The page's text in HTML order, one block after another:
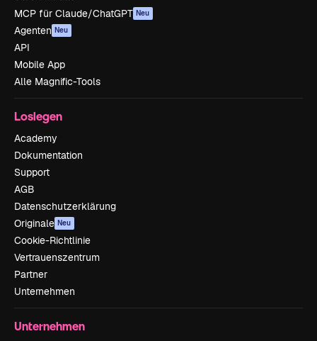
MCP für Claude/ChatGPT Neu
Agenten Neu
API
Mobile App
Alle Magnific-Tools
Loslegen
Academy
Dokumentation
Support
AGB
Datenschutzerklärung
Originale Neu
Cookie-Richtlinie
Vertrauenszentrum
Partner
Unternehmen
Unternehmen